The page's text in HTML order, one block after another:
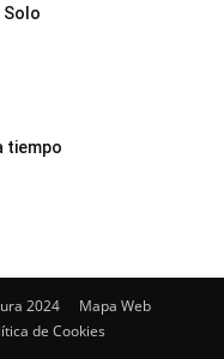
Solo
tiempo
2024
Mapa Web
de Cookies